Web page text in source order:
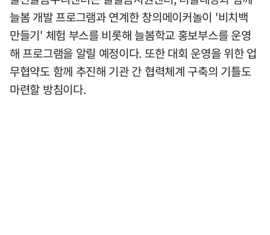
늘봄 개발 프로그램과 연계한 창의메이커놀이 '비치백
만들기' 체험 부스를 비롯해 늘봄학교 홍보부스를 운영
해 프로그램을 알릴 예정이다. 또한 대회 운영을 위한 업
무협약도 함께 추진해 기관 간 협력체계 구축의 기틀도
마련할 방침이다.